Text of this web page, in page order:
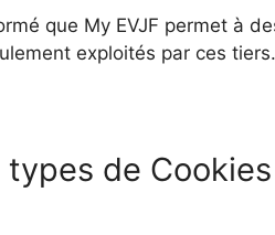
que My EVJF permet à
exploités par ces tiers.
de